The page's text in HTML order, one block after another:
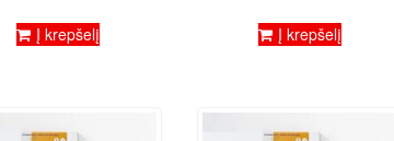
Į krepšelį Į krepšelį